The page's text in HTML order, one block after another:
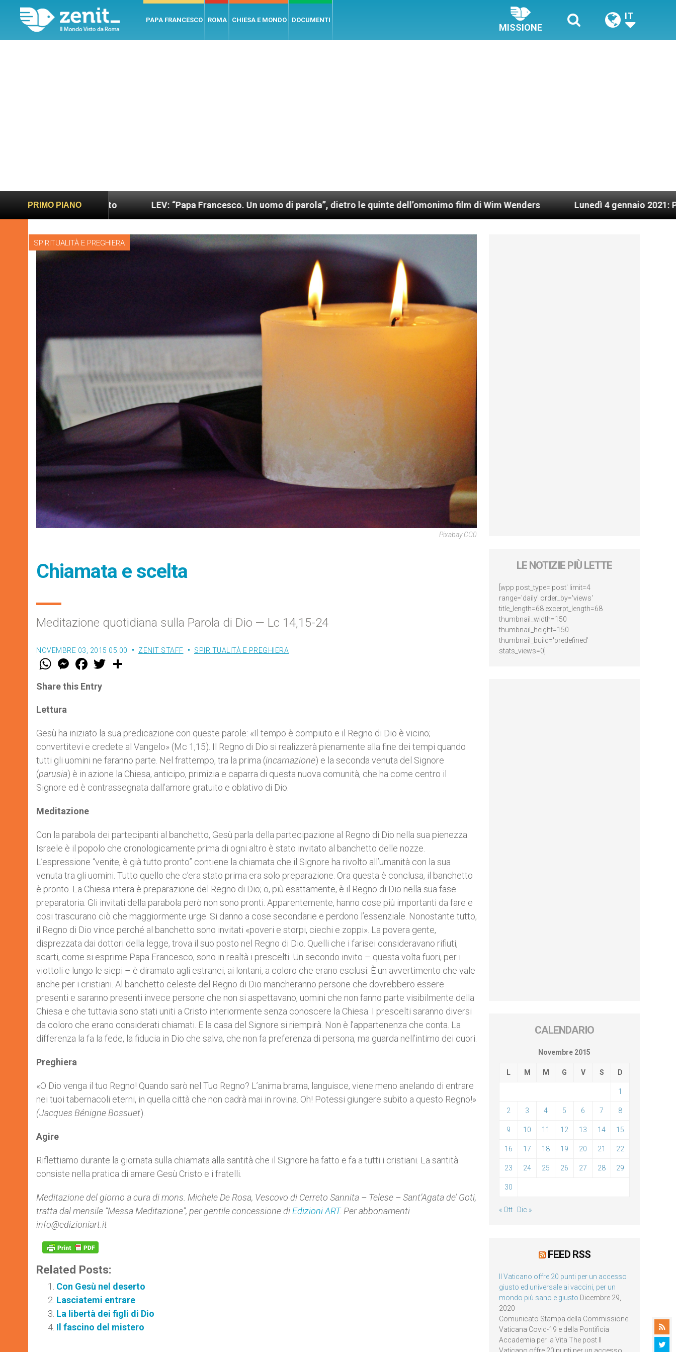
PAPA FRANCESCO ROMA CHIESA E MONDO DOCUMENTI
MISSIONE
IT
PRIMO PIANO
e giusto LEV: “Papa Francesco. Un uomo di parola”, dietro le quinte dell’omonimo film di Wim Wenders Lunedì 4 gennaio 2021: Possesso
SPIRITUALITÀ E PREGHIERA
Pixabay CC0
Chiamata e scelta
Meditazione quotidiana sulla Parola di Dio — Lc 14,15-24
NOVEMBRE 03, 2015 05:00 ZENIT STAFF SPIRITUALITÀ E PREGHIERA
W
t
s
p
p
M
e
s
e
F
a
e
b
w
Share this Entry
Lettura
Gesù ha iniziato la sua predicazione con queste parole: «Il tempo è compiuto e il Regno di Dio è vicino;
convertitevi e credete al Vangelo» (Mc 1,15). Il Regno di Dio si realizzerà pienamente alla fine dei tempi quando
tutti gli uomini ne faranno parte. Nel frattempo, tra la prima (incarnazione) e la seconda venuta del Signore
(parusia) è in azione la Chiesa, anticipo, primizia e caparra di questa nuova comunità, che ha come centro il
Signore ed è contrassegnata dall’amore gratuito e oblativo di Dio.
Meditazione
Con la parabola dei partecipanti al banchetto, Gesù parla della partecipazione al Regno di Dio nella sua pienezza.
Israele è il popolo che cronologicamente prima di ogni altro è stato invitato al banchetto delle nozze.
L’espressione “venite, è già tutto pronto” contiene la chiamata che il Signore ha rivolto all’umanità con la sua
venuta tra gli uomini. Tutto quello che c’era stato prima era solo preparazione. Ora questa è conclusa, il banchetto
è pronto. La Chiesa intera è preparazione del Regno di Dio; o, più esattamente, è il Regno di Dio nella sua fase
preparatoria. Gli invitati della parabola però non sono pronti. Apparentemente, hanno cose più importanti da fare e
cosi trascurano ciò che maggiormente urge. Si danno a cose secondarie e perdono l’essenziale. Nonostante tutto,
il Regno di Dio vince perché al banchetto sono invitati «poveri e storpi, ciechi e zoppi». La povera gente,
disprezzata dai dottori della legge, trova il suo posto nel Regno di Dio. Quelli che i farisei consideravano rifiuti,
scarti, come si esprime Papa Francesco, sono in realtà i prescelti. Un secondo invito – questa volta fuori, per i
viottoli e lungo le siepi – è diramato agli estranei, ai lontani, a coloro che erano esclusi. È un avvertimento che vale
anche per i cristiani. Al banchetto celeste del Regno di Dio mancheranno persone che dovrebbero essere
presenti e saranno presenti invece persone che non si aspettavano, uomini che non fanno parte visibilmente della
Chiesa e che tuttavia sono stati uniti a Cristo interiormente senza conoscere la Chiesa. I prescelti saranno diversi
da coloro che erano considerati chiamati. E la casa del Signore si riempirà. Non è l’appartenenza che conta. La
differenza la fa la fede, la fiducia in Dio che salva, che non fa preferenza di persona, ma guarda nell’intimo dei cuori.
Preghiera
«O Dio venga il tuo Regno! Quando sarò nel Tuo Regno? L’anima brama, languisce, viene meno anelando di entrare
nei tuoi tabernacoli eterni, in quella città che non cadrà mai in rovina. Oh! Potessi giungere subito a questo Regno!»
(Jacques Bénigne Bossuet).
Agire
Riflettiamo durante la giornata sulla chiamata alla santità che il Signore ha fatto e fa a tutti i cristiani. La santità
consiste nella pratica di amare Gesù Cristo e i fratelli.
Meditazione del giorno a cura di mons. Michele De Rosa, Vescovo di Cerreto Sannita – Telese – Sant’Agata de’ Goti,
tratta dal mensile “Messa Meditazione”, per gentile concessione di Edizioni ART. Per abbonamenti
info@edizioniart.it
Related Posts:
Con Gesù nel deserto
Lasciatemi entrare
La libertà dei figli di Dio
Il fascino del mistero
LE NOTIZIE PIÙ LETTE
[wpp post_type='post' limit=4
range='daily' order_by='views'
title_length=68 excerpt_length=68
thumbnail_width=150
thumbnail_height=150
thumbnail_build='predefined'
stats_views=0]
CALENDARIO
Novembre 2015
L M M G V S D
1
2 3 4 5 6 7 8
9 10 11 12 13 14 15
16 17 18 19 20 21 22
23 24 25 26 27 28 29
30
« Ott Dic »
FEED RSS
Il Vaticano offre 20 punti per un accesso
giusto ed universale ai vaccini, per un
mondo più sano e giusto Dicembre 29,
2020
Comunicato Stampa della Commissione
Vaticana Covid-19 e della Pontificia
Accademia per la Vita The post Il